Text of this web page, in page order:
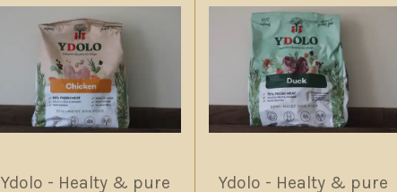
Ydolo - Healty & pure
Ydolo - Healty & pure